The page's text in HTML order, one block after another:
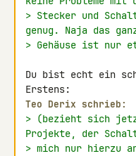
> Stecker und
genug. Naja das
> Gehäuse ist nur
Du bist echt ein
Teo Derix schrieb:
> (bezieht sich
Projekte, der
> mich nur hierzu